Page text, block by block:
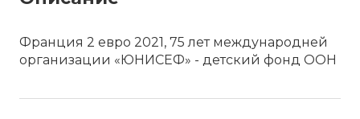
Франция 2 евро 2021, 75 лет международней
организации «ЮНИСЕФ» - детский фонд OOH